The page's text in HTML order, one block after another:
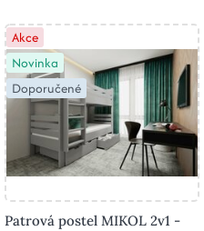
Akce
Novinka
Doporučené
Patrová postel MIKOL 2v1 -